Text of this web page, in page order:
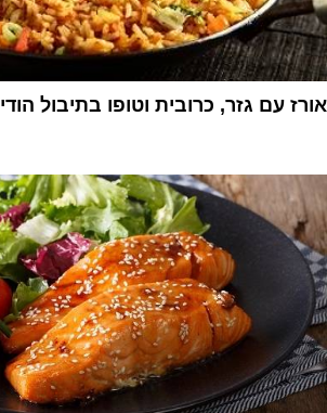
אורז עם גזר, כרובית וטופו בתיבול הודי